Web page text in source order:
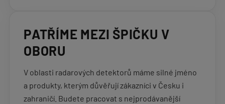
PATŘÍME MEZI ŠPIČKU V
OBORU
V oblasti radarových detektorů máme silné jméno
a produkty, kterým důvěřují zákazníci v Česku i
zahraničí. Budete pracovat s nejprodávanější